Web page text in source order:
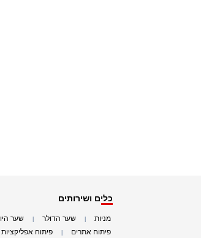
כלים ושירותים
מניות שער הדולר שער
פיתוח אתרים פיתוח אפליקציות